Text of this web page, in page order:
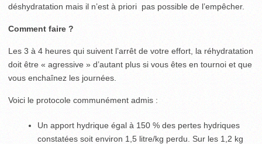
déshydratation mais il n’est à priori pas possible de l’empêcher.
Comment faire ?
Les 3 à 4 heures qui suivent l’arrêt de votre effort, la réhydratation
doit être « agressive » d’autant plus si vous êtes en tournoi et que
vous enchaînez les journées.
Voici le protocole communément admis :
Un apport hydrique égal à 150 % des pertes hydriques
constatées soit environ 1,5 litre/kg perdu. Sur les 1,2 kg